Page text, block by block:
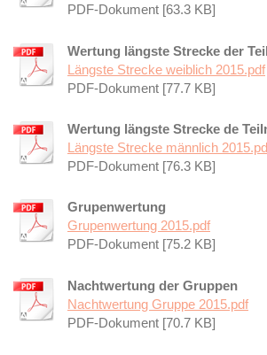
PDF-Dokument [63.3 KB]
Wertung längste Strecke der
Längste Strecke weiblich 2015.pdf
PDF-Dokument [77.7 KB]
Wertung längste Strecke de
Längste Strecke männlich
PDF-Dokument [76.3 KB]
Grupenwertung
Grupenwertung 2015.pdf
PDF-Dokument [75.2 KB]
Nachtwertung der Gruppen
Nachtwertung Gruppe 2015.pdf
PDF-Dokument [70.7 KB]